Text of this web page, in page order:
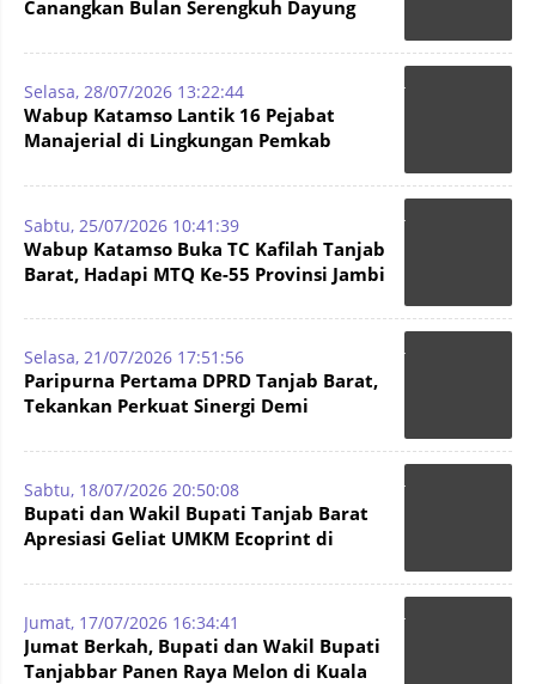
Canangkan Bulan Serengkuh Dayung
Selasa, 28/07/2026 13:22:44
Wabup Katamso Lantik 16 Pejabat
Manajerial di Lingkungan Pemkab
Sabtu, 25/07/2026 10:41:39
Wabup Katamso Buka TC Kafilah Tanjab
Barat, Hadapi MTQ Ke-55 Provinsi Jambi
Selasa, 21/07/2026 17:51:56
Paripurna Pertama DPRD Tanjab Barat,
Tekankan Perkuat Sinergi Demi
Sabtu, 18/07/2026 20:50:08
Bupati dan Wakil Bupati Tanjab Barat
Apresiasi Geliat UMKM Ecoprint di
Jumat, 17/07/2026 16:34:41
Jumat Berkah, Bupati dan Wakil Bupati
Tanjabbar Panen Raya Melon di Kuala